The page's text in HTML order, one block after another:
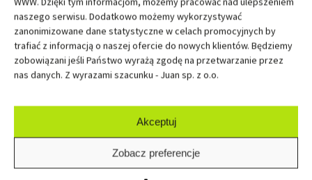
naszego serwisu. Dodatkowo możemy wykorzystywać
zanonimizowane dane statystyczne w celach promocyjnych by
trafiać z informacją o naszej ofercie do nowych klientów. Będziemy
zobowiązani jeśli Państwo wyrażą zgodę na przetwarzanie przez
nas danych. Z wyrazami szacunku - Juan sp. z o.o.
Akceptuj
Zobacz preferencje
blaty robocze w meblach kuchennych
wyspy kuchenne
blaty łazienkowe
lady recepcyjne, sklepowe i restauracyjne
Cechy: